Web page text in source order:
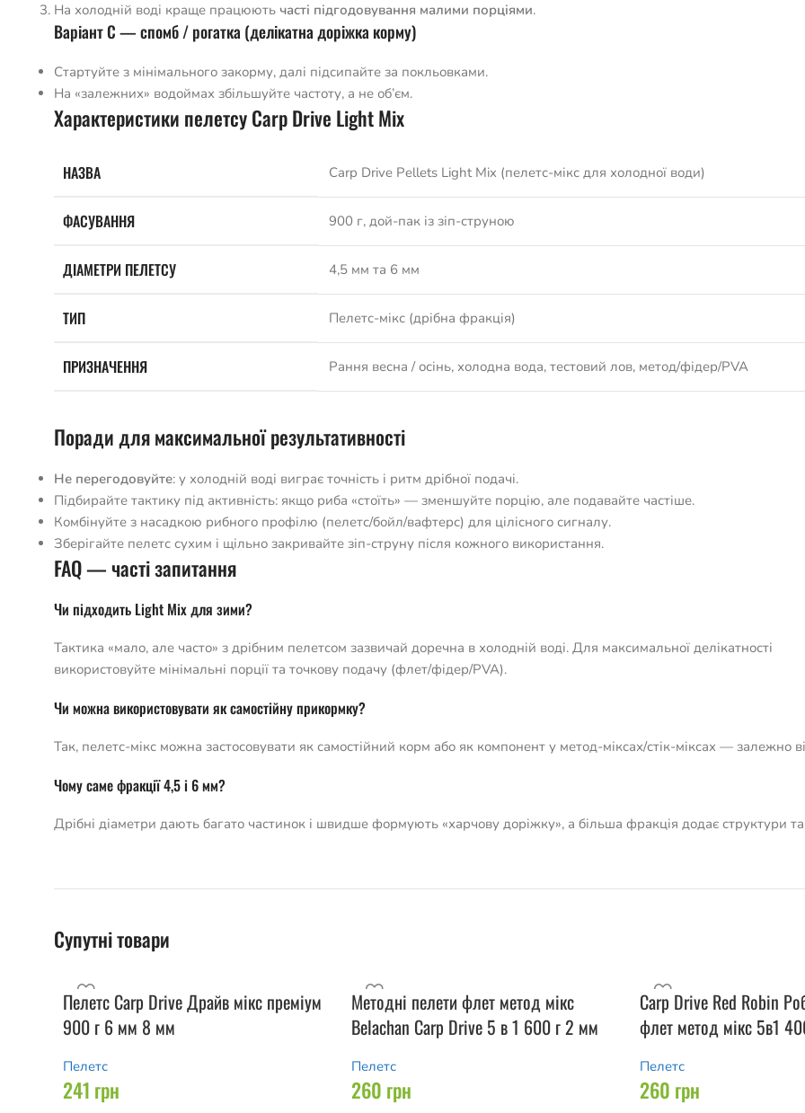
На холодній воді краще працюють часті підгодовування малими порціями.
Варіант C — спомб / рогатка (делікатна доріжка корму)
Стартуйте з мінімального закорму, далі підсипайте за покльовками.
На «залежних» водоймах збільшуйте частоту, а не об’єм.
Характеристики пелетсу Carp Drive Light Mix
НАЗВА Carp Drive Pellets Light Mix (пелетс-мікс для холодної води)
ФАСУВАННЯ 900 г, дой-пак із зіп-струною
ДІАМЕТРИ ПЕЛЕТСУ 4,5 мм та 6 мм
ТИП Пелетс-мікс (дрібна фракція)
ПРИЗНАЧЕННЯ Рання весна / осінь, холодна вода, тестовий лов, метод/фідер/PVA
Поради для максимальної результативності
Не перегодовуйте: у холодній воді виграє точність і ритм дрібної подачі.
Підбирайте тактику під активність: якщо риба «стоїть» — зменшуйте порцію, але подавайте частіше.
Комбінуйте з насадкою рибного профілю (пелетс/бойл/вафтерс) для цілісного сигналу.
Зберігайте пелетс сухим і щільно закривайте зіп-струну після кожного використання.
FAQ — часті запитання
Чи підходить Light Mix для зими?
Тактика «мало, але часто» з дрібним пелетсом зазвичай доречна в холодній воді. Для максимальної делікатності
використовуйте мінімальні порції та точкову подачу (флет/фідер/PVA).
Чи можна використовувати як самостійну прикормку?
Так, пелетс-мікс можна застосовувати як самостійний корм або як компонент у метод-міксах/стік-міксах — залежно
Чому саме фракції 4,5 і 6 мм?
Дрібні діаметри дають багато частинок і швидше формують «харчову доріжку», а більша фракція додає структури та
Супутні товари
Пелетс Carp Drive Драйв мікс преміум
900 г 6 мм 8 мм
Пелетс
241 грн
Методні пелети флет метод мікс
Belachan Carp Drive 5 в 1 600 г 2 мм
Пелетс
260 грн
Carp Drive Red Robin
флет метод мікс 5в1
Пелетс
260 грн